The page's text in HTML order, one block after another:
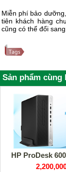
Miễn phí bảo
tiên khách hàng
cũng có thể đổi
Sản phẩm cùng
HP ProDesk